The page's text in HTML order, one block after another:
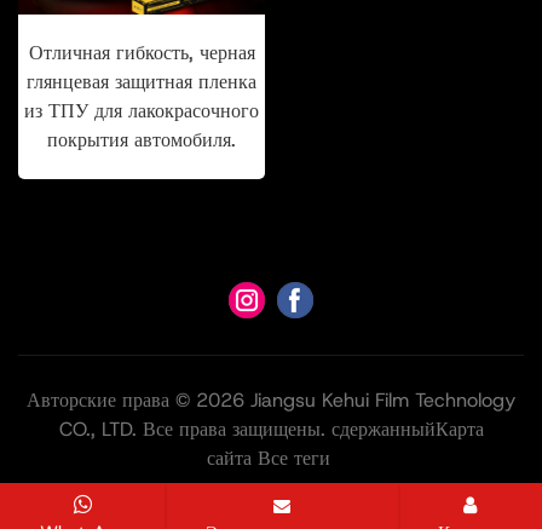
Отличная гибкость, черная
глянцевая защитная пленка
из ТПУ для лакокрасочного
покрытия автомобиля.
Авторские права © 2026 Jiangsu Kehui Film Technology
CO., LTD. Все права защищены. сдержанныйКарта
сайта Все теги